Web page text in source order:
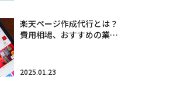
楽天ページ作成代行とは？
費用相場、おすすめの業…
2025.01.23